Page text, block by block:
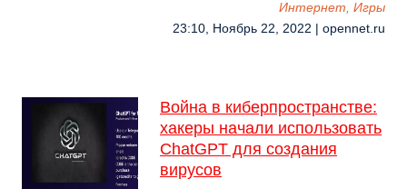
Интернет, Игры
23:10, Ноябрь 22, 2022 | opennet.ru
Война в киберпространстве:
хакеры начали использовать
ChatGPT для создания
вирусов